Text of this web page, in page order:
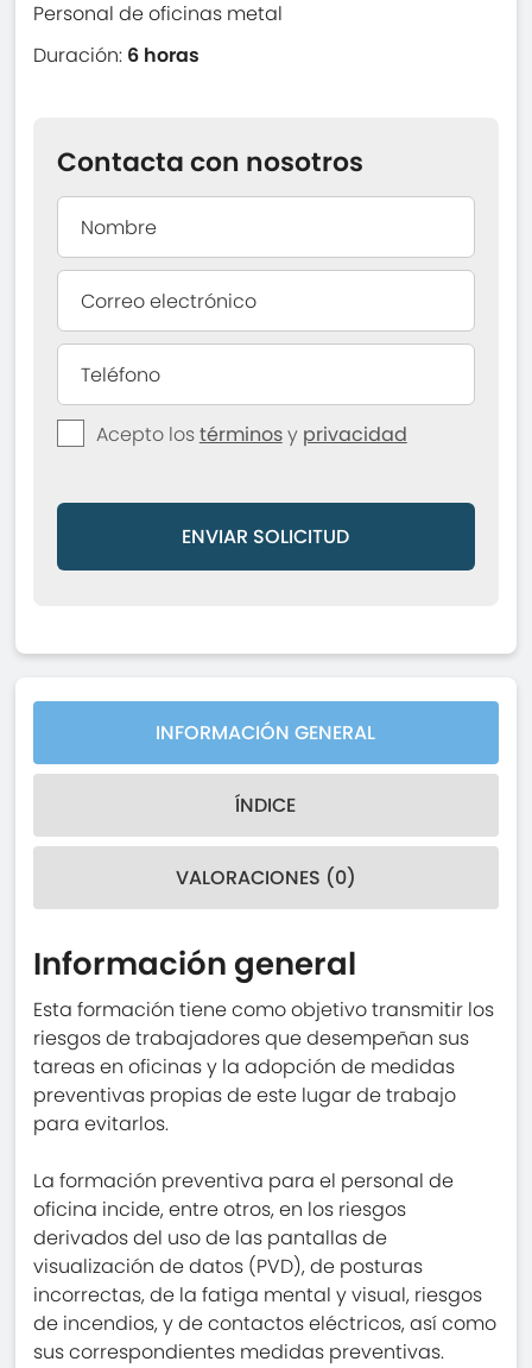
Personal de oficinas metal
Duración: 6 horas
Contacta con nosotros
Acepto lostérminosy privacidad
ENVIAR SOLICITUD
INFORMACIÓN GENERAL
ÍNDICE
VALORACIONES (0)
Información general
Esta formación tiene como objetivo transmitir los
riesgos de trabajadores que desempeñan sus
tareas en oficinas y la adopción de medidas
preventivas propias de este lugar de trabajo
para evitarlos.
La formación preventiva para el personal de
oficina incide, entre otros, en los riesgos
derivados del uso de las pantallas de
visualización de datos (PVD), de posturas
incorrectas, de la fatiga mental y visual, riesgos
de incendios, y de contactos eléctricos, así como
sus correspondientes medidas preventivas.